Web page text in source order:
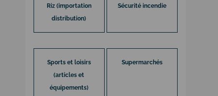
Riz (importation
distribution)
Sécurité incendie
Sports et loisirs
(articles et
équipements)
Supermarchés